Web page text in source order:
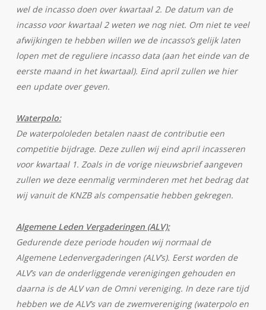
wel de incasso doen over kwartaal 2. De datum van de
incasso voor kwartaal 2 weten we nog niet. Om niet te veel
afwijkingen te hebben willen we de incasso’s gelijk laten
lopen met de reguliere incasso data (aan het einde van de
eerste maand in het kwartaal). Eind april zullen we hier
een update over geven.
Waterpolo:
De waterpololeden betalen naast de contributie een
competitie bijdrage. Deze zullen wij eind april incasseren
voor kwartaal 1. Zoals in de vorige nieuwsbrief aangeven
zullen we deze eenmalig verminderen met het bedrag dat
wij vanuit de KNZB als compensatie hebben gekregen.
Algemene Leden Vergaderingen (ALV):
Gedurende deze periode houden wij normaal de
Algemene Ledenvergaderingen (ALV’s). Eerst worden de
ALV’s van de onderliggende verenigingen gehouden en
daarna is de ALV van de Omni vereniging. In deze rare tijd
hebben we de ALV’s van de zwemvereniging (waterpolo en